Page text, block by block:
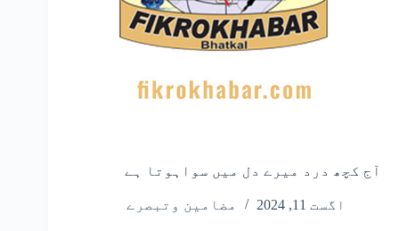
آج کچھ درد میرے دل میں سواہوتا ہے
اگست 11, 2024 مضامین وتبصرے